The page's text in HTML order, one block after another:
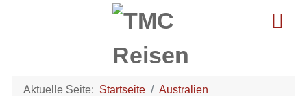
Aktuelle Seite: Startseite
Australien